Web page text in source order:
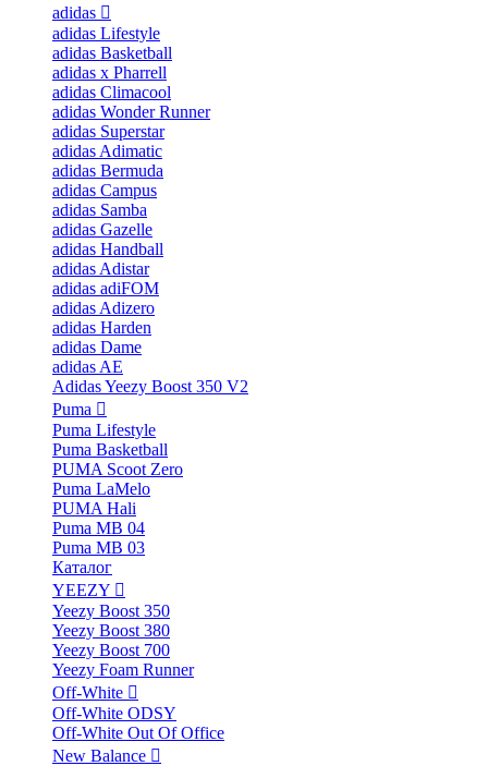
adidas
adidas Lifestyle
adidas Basketball
adidas x Pharrell
adidas Climacool
adidas Wonder Runner
adidas Superstar
adidas Adimatic
adidas Bermuda
adidas Campus
adidas Samba
adidas Gazelle
adidas Handball
adidas Adistar
adidas adiFOM
adidas Adizero
adidas Harden
adidas Dame
adidas AE
Adidas Yeezy Boost 350 V2
Puma
Puma Lifestyle
Puma Basketball
PUMA Scoot Zero
Puma LaMelo
PUMA Hali
Puma MB 04
Puma MB 03
Каталог
YEEZY
Yeezy Boost 350
Yeezy Boost 380
Yeezy Boost 700
Yeezy Foam Runner
Off-White
Off-White ODSY
Off-White Out Of Office
New Balance